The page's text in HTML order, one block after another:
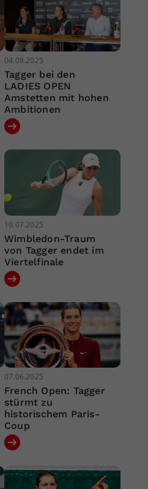
04.08.2025
Tagger bei den
LADIES OPEN
Amstetten mit hohen
Ambitionen
10.07.2025
Wimbledon-Traum
von Tagger endet im
Viertelfinale
07.06.2025
French Open: Tagger
stürmt zu
historischem Paris-
Coup